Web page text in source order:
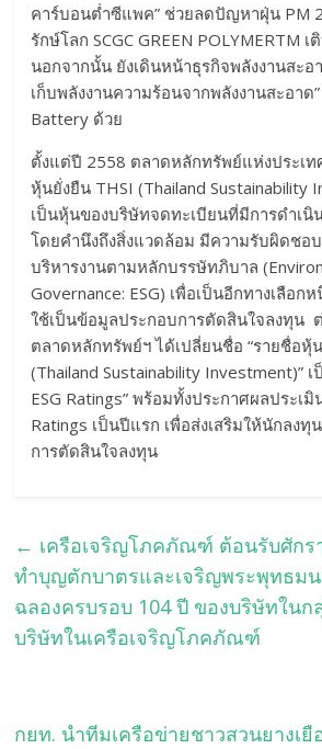
คาร์บอนต่ำซีแพค” ช่วยลดปัญหาฝุ่น PM
รักษ์โลก SCGC GREEN POLYMERTM
นอกจากนั้น ยังเดินหน้าธุรกิจพลังงานสะอ
เก็บพลังงานความร้อนจากพลังงานสะอาด
Battery ด้วย
ตั้งแต่ปี 2558 ตลาดหลักทรัพย์แห่งประเท
หุ้นยั่งยืน THSI (Thailand Sustainability
เป็นหุ้นของบริษัทจดทะเบียนที่มีการดำเนิ
โดยคำนึงถึงสิ่งแวดล้อม มีความรับผิดชอ
บริหารงานตามหลักบรรษัทภิบาล
Governance: ESG) เพื่อเป็นอีกทางเลือก
ใช้เป็นข้อมูลประกอบการตัดสินใจลงทุน
ตลาดหลักทรัพย์ฯ ได้เปลี่ยนชื่อ “รายชื่อหุ้
(Thailand Sustainability Investment)” เ
ESG Ratings” พร้อมทั้งประกาศผลประเ
Ratings เป็นปีแรก เพื่อส่งเสริมให้นักลง
การตัดสินใจลงทุน
← เครือเจริญโภคภัณฑ์ ต้อนรับศักร
ทำบุญตักบาตรและเจริญพระพุทธมน
ฉลองครบรอบ 104 ปี ของบริษัทในก
บริษัทในเครือเจริญโภคภัณฑ์
กยท. นำทีมเครือข่ายชาวสวนยางเ